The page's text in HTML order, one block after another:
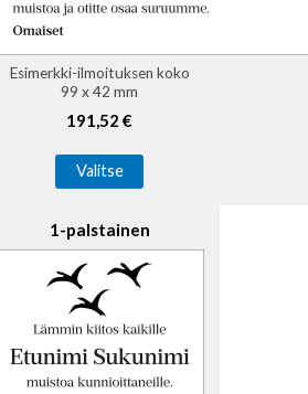
Esimerkki-ilmoituksen koko
99 x 42 mm
191,52 €
Valitse
1-palstainen